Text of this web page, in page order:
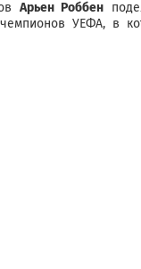
Арьен Роббен
УЕФА, в